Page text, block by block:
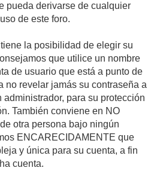
pueda derivarse de cualquier
de este foro.
la posibilidad de elegir su
que utilice un nombre
de usuario que está a punto de
no revelar jamás su contraseña a
para su protección
También conviene en NO
otra persona bajo ningún
ENCARECIDAMENTE que
y única para su cuenta, a fin
cuenta.